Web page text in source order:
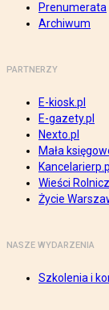
Prenumerata
Archiwum
PARTNERZY
E-kiosk.pl
E-gazety.pl
Nexto.pl
Mała
Kancelarierp.pl
Wieści
Życie
NASZE WYDARZENIA
Szkolenia i